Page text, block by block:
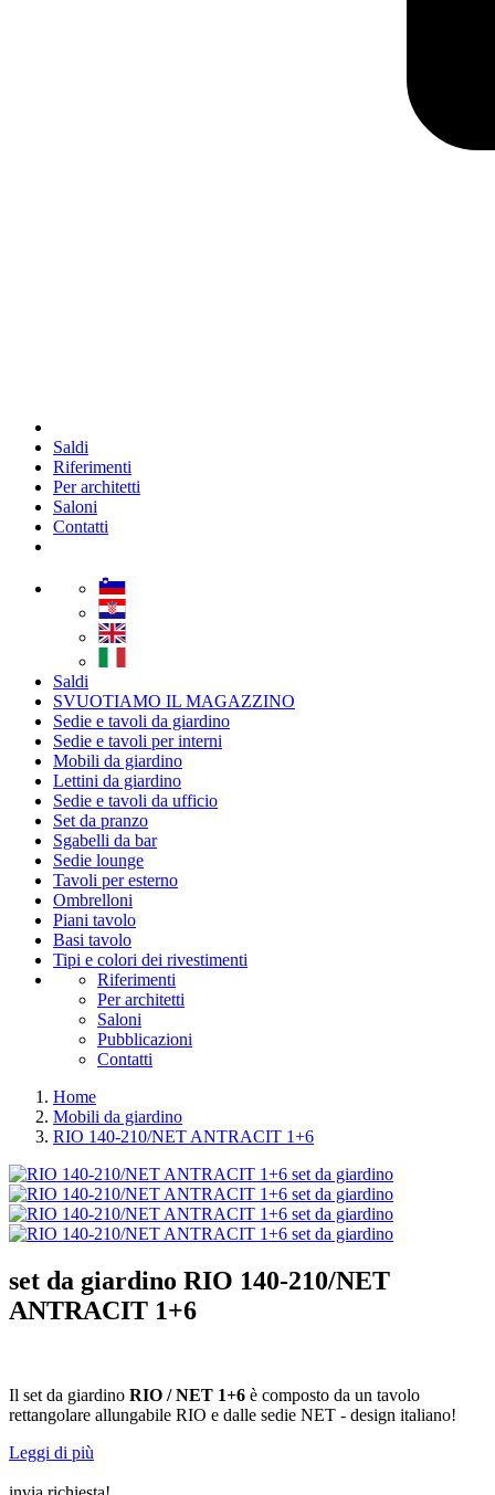
Saldi
Riferimenti
Per architetti
Saloni
Contatti
Saldi
SVUOTIAMO IL MAGAZZINO
Sedie e tavoli da giardino
Sedie e tavoli per interni
Mobili da giardino
Lettini da giardino
Sedie e tavoli da ufficio
Set da pranzo
Sgabelli da bar
Sedie lounge
Tavoli per esterno
Ombrelloni
Piani tavolo
Basi tavolo
Tipi e colori dei rivestimenti
Riferimenti
Per architetti
Saloni
Pubblicazioni
Contatti
Home
Mobili da giardino
RIO 140-210/NET ANTRACIT 1+6
set da giardino RIO 140-210/NET
ANTRACIT 1+6
Il set da giardino RIO / NET 1+6 è composto da un tavolo
rettangolare allungabile RIO e dalle sedie NET - design italiano!
Leggi di più